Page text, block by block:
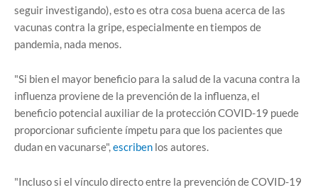
seguir investigando), esto es otra cosa buena acerca de las
vacunas contra la gripe, especialmente en tiempos de
pandemia, nada menos.
"Si bien el mayor beneficio para la salud de la vacuna contra la
influenza proviene de la prevención de la influenza, el
beneficio potencial auxiliar de la protección COVID-19 puede
proporcionar suficiente ímpetu para que los pacientes que
dudan en vacunarse",escriben los autores.
"Incluso si el vínculo directo entre la prevención de COVID-19